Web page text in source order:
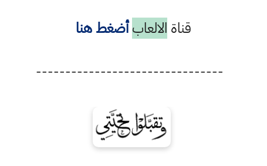
قناة الالعاب أضغط هنا
--------------------------------